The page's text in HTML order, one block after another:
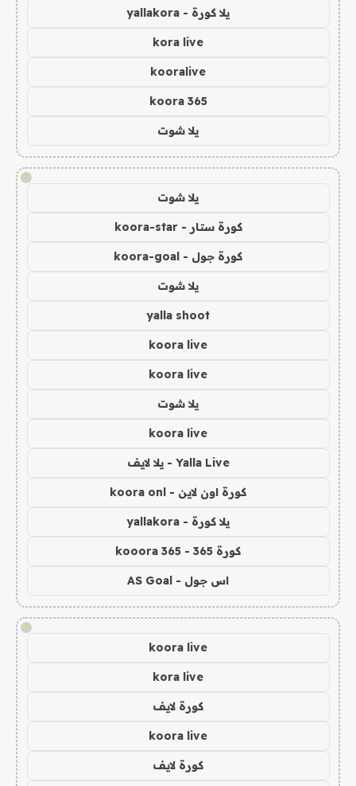
يلا كورة - yallakora
kora live
kooralive
koora 365
يلا شوت
!
يلا شوت
كورة ستار - koora-star
كورة جول - koora-goal
يلا شوت
yalla shoot
koora live
koora live
يلا شوت
koora live
Yalla Live - يلا لايف
كورة اون لاين - koora onl
يلا كورة - yallakora
كورة 365 - kooora 365
اس جول - AS Goal
!
koora live
kora live
كورة لايف
koora live
كورة لايف